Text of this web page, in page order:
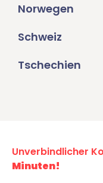
Norwegen
Schweiz
Tschechien
Unverbindlicher
Minuten!